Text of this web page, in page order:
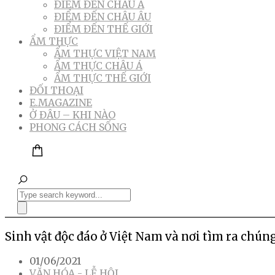
ĐIỂM ĐẾN CHÂU Á
ĐIỂM ĐẾN CHÂU ÂU
ĐIỂM ĐẾN THẾ GIỚI
ẨM THỰC
ẨM THỰC VIỆT NAM
ẨM THỰC CHÂU Á
ẨM THỰC THẾ GIỚI
ĐỐI THOẠI
E.MAGAZINE
Ở ĐÂU – KHI NÀO
PHONG CÁCH SỐNG
Sinh vật độc đáo ở Việt Nam và nơi tìm ra
01/06/2021